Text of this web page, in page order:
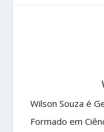
Wilson Souza é
Formado em